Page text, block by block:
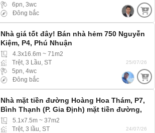
6pn, 3wc
Đông bắc
Nhà giá tốt đây! Bán nhà hẻm 750 Nguyễn
Kiệm, P4, Phú Nhuận
4.3x16.6m ~ 71m2
Trệt, 3 Lầu, ST
5pn, 4wc
Đông bắc
25/07/26
Nhà mặt tiền đường Hoàng Hoa Thám, P7,
Bình Thạnh (P. Gia Định) mặt tiền đường,
nhanh mua còn kịp
5.1x7.5m ~ 37m2
Trệt, 3 lầu, ST
24/07/26